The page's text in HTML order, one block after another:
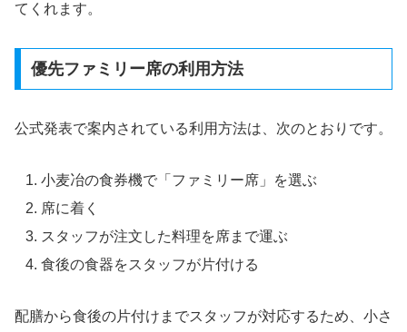
てくれます。
優先ファミリー席の利用方法
公式発表で案内されている利用方法は、次のとおりです。
小麦冶の食券機で「ファミリー席」を選ぶ
席に着く
スタッフが注文した料理を席まで運ぶ
食後の食器をスタッフが片付ける
配膳から食後の片付けまでスタッフが対応するため、小さ